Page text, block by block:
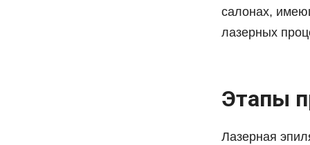
салонах,
лазерных
Этапы
Лазерная